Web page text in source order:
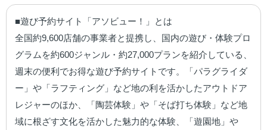
■遊び予約サイト「アソビュー！」とは
全国約9,600店舗の事業者と提携し、国内の遊び・体験プロ
グラムを約600ジャンル・約27,000プランを紹介している、
週末の便利でお得な遊び予約サイトです。「パラグライダ
ー」や「ラフティング」など地の利を活かしたアウトドア
レジャーのほか、「陶芸体験」や「そば打ち体験」など地
域に根ざす文化を活かした魅力的な体験、「遊園地」や